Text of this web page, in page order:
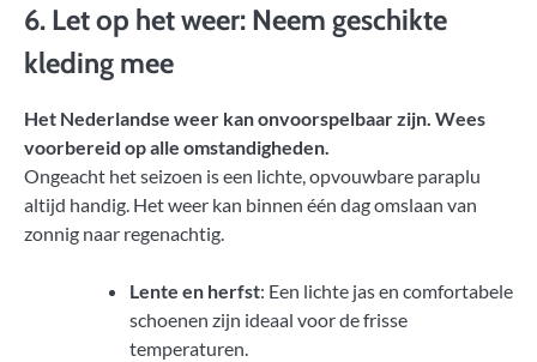
6. Let op het weer: Neem geschikte
kleding mee
Het Nederlandse weer kan onvoorspelbaar zijn. Wees
voorbereid op alle omstandigheden.
Ongeacht het seizoen is een lichte, opvouwbare paraplu
altijd handig. Het weer kan binnen één dag omslaan van
zonnig naar regenachtig.
Lente en herfst: Een lichte jas en comfortabele
schoenen zijn ideaal voor de frisse
temperaturen.